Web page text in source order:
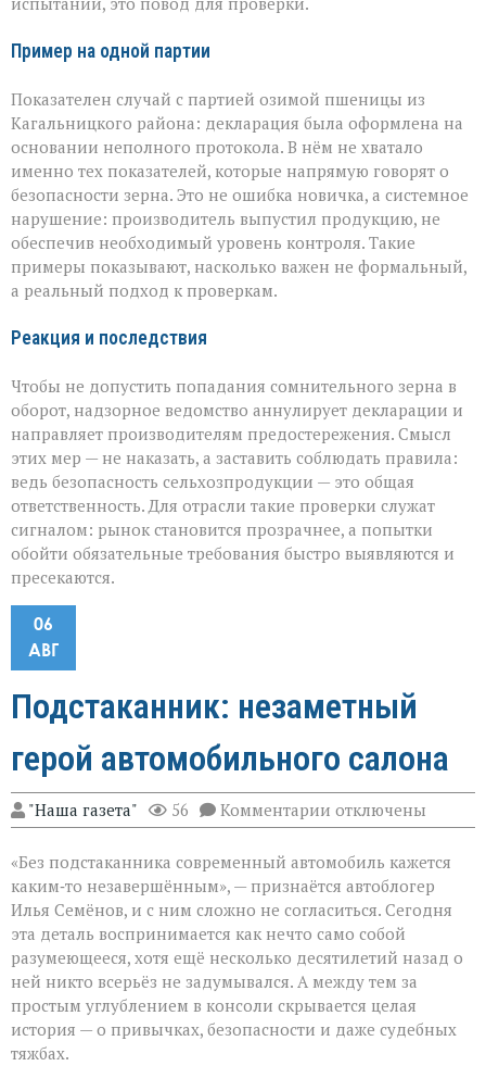
Пример на одной партии
Показателен случай с партией озимой пшеницы из
Кагальницкого района: декларация была оформлена на
основании неполного протокола. В нём не хватало
именно тех показателей, которые напрямую говорят о
безопасности зерна. Это не ошибка новичка, а системное
нарушение: производитель выпустил продукцию, не
обеспечив необходимый уровень контроля. Такие
примеры показывают, насколько важен не формальный,
а реальный подход к проверкам.
Реакция и последствия
Чтобы не допустить попадания сомнительного зерна в
оборот, надзорное ведомство аннулирует декларации и
направляет производителям предостережения. Смысл
этих мер — не наказать, а заставить соблюдать правила:
ведь безопасность сельхозпродукции — это общая
ответственность. Для отрасли такие проверки служат
сигналом: рынок становится прозрачнее, а попытки
обойти обязательные требования быстро выявляются и
пресекаются.
06
АВГ
Подстаканник: незаметный
герой автомобильного салона
"Наша газета" 56 Комментарии к
записи
незаметный
герой
автомобильного
салона
отключены
«Без подстаканника современный автомобиль кажется
каким‑то незавершённым», — признаётся автоблогер
Илья Семёнов, и с ним сложно не согласиться. Сегодня
эта деталь воспринимается как нечто само собой
разумеющееся, хотя ещё несколько десятилетий назад о
ней никто всерьёз не задумывался. А между тем за
простым углублением в консоли скрывается целая
история — о привычках, безопасности и даже судебных
тяжбах.